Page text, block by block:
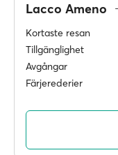
Lacco Ameno
Kortaste resan
Tillgänglighet
Avgångar
Färjerederier